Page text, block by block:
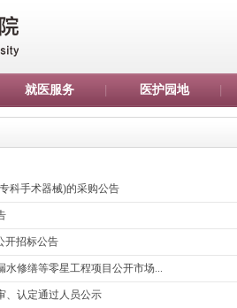
就医服务 医护园地
科手术器械)的采购公告
开招标公告
修缮等零星工程项目公开市场...
、认定通过人员公示